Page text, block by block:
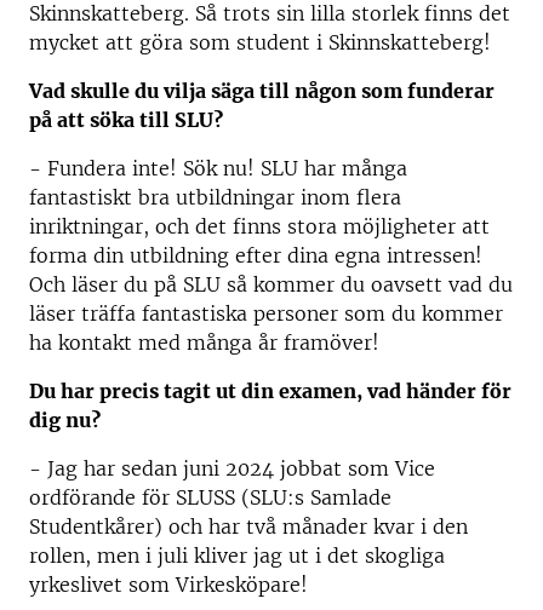
Skinnskatteberg. Så trots sin lilla storlek finns det
mycket att göra som student i Skinnskatteberg!
Vad skulle du vilja säga till någon som funderar
på att söka till SLU?
- Fundera inte! Sök nu! SLU har många
fantastiskt bra utbildningar inom flera
inriktningar, och det finns stora möjligheter att
forma din utbildning efter dina egna intressen!
Och läser du på SLU så kommer du oavsett vad du
läser träffa fantastiska personer som du kommer
ha kontakt med många år framöver!
Du har precis tagit ut din examen, vad händer för
dig nu?
- Jag har sedan juni 2024 jobbat som Vice
ordförande för SLUSS (SLU:s Samlade
Studentkårer) och har två månader kvar i den
rollen, men i juli kliver jag ut i det skogliga
yrkeslivet som Virkesköpare!